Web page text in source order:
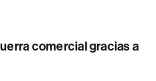
comercial gracias a